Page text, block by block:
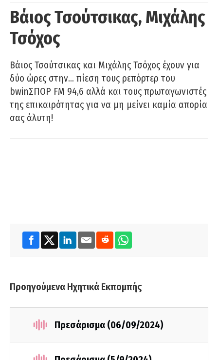
Βάιος Τσούτσικας, Μιχάλης
Τσόχος
Βάιος Τσούτσικας και Μιχάλης Τσόχος έχουν για
δύο ώρες στην… πίεση τους ρεπόρτερ του
bwinΣΠΟΡ FM 94,6 αλλά και τους πρωταγωνιστές
της επικαιρότητας για να μη μείνει καμία απορία
σας άλυτη!
Προηγούμενα Ηχητικά Εκπομπής
Πρεσάρισμα (06/09/2024)